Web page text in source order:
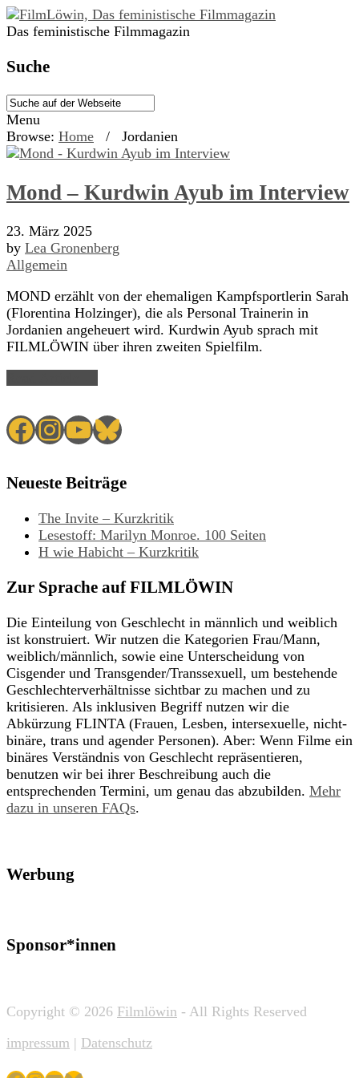
Das feministische Filmmagazin
Suche
Menu
Browse: Home / Jordanien
Mond – Kurdwin Ayub im Interview
23. März 2025
by Lea Gronenberg
Allgemein
MOND erzählt von der ehemaligen Kampfsportlerin Sarah
(Florentina Holzinger), die als Personal Trainerin in
Jordanien angeheuert wird. Kurdwin Ayub sprach mit
FILMLÖWIN über ihren zweiten Spielfilm.
Facebook
Instagram
YouTube
Bluesky
Neueste Beiträge
The Invite – Kurzkritik
Lesestoff: Marilyn Monroe. 100 Seiten
H wie Habicht – Kurzkritik
Zur Sprache auf FILMLÖWIN
Die Einteilung von Geschlecht in männlich und weiblich
ist konstruiert. Wir nutzen die Kategorien Frau/Mann,
weiblich/männlich, sowie eine Unterscheidung von
Cisgender und Transgender/Transsexuell, um bestehende
Geschlechterverhältnisse sichtbar zu machen und zu
kritisieren. Als inklusiven Begriff nutzen wir die
Abkürzung FLINTA (Frauen, Lesben, intersexuelle, nicht-
binäre, trans und agender Personen). Aber: Wenn Filme ein
binäres Verständnis von Geschlecht repräsentieren,
benutzen wir bei ihrer Beschreibung auch die
entsprechenden Termini, um genau das abzubilden. Mehr
dazu in unseren FAQs.
Werbung
Sponsor*innen
Copyright © 2026 Filmlöwin - All Rights Reserved
impressum | Datenschutz